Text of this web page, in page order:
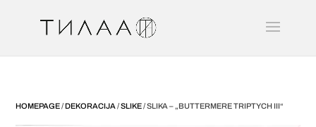
HOMEPAGE/DEKORACIJA /SLIKE/ SLIKA – „BUTTERMERE TRIPTYCH III“